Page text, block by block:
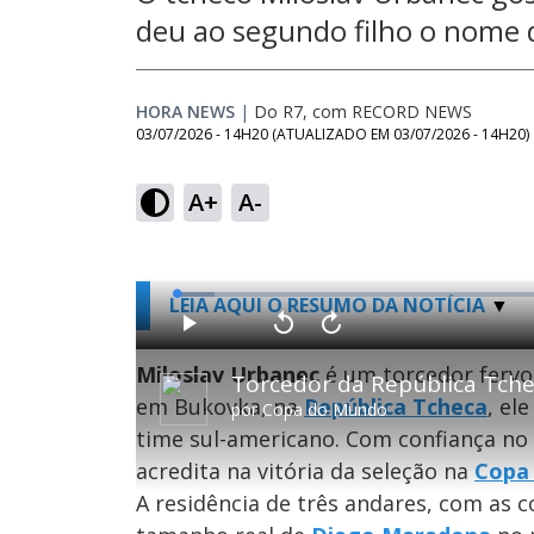
deu ao segundo filho o nome
HORA NEWS | Do R7, com RECORD NEWS
03/07/2026 - 14H20 (ATUALIZADO EM 03/07/2026 - 14H20)
A+ A-
LEIA AQUI O RESUMO DA NOTÍCIA
Torcedor da República
porCopa do Mundo
P
l
y
V
o
t
a
r
1
0
s
e
g
u
d
o
A
v
a
n
a
r
0
s
n
d
L
o
a
d
e
:
4
7
8
%
Miloslav Urbanecé um torcedor
em Bukovka, naRepública Tcheca,
time sul-americano. Com confiança
acredita na vitória da seleção na
A residência de três andares, com as